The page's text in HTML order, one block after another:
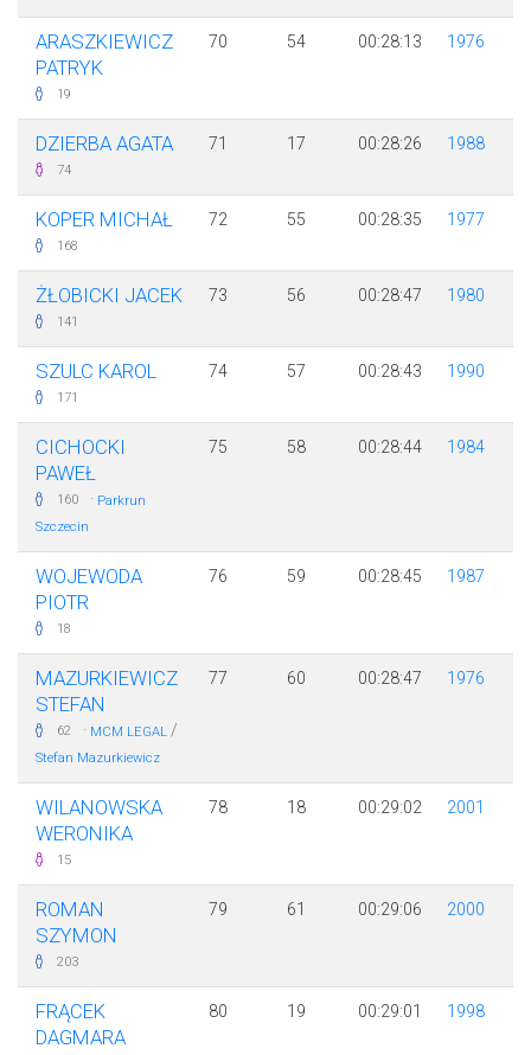
ARASZKIEWICZ
PATRYK
19
70 54 00:28:13 1976
DZIERBA AGATA
74
71 17 00:28:26 1988
KOPER MICHAŁ
168
72 55 00:28:35 1977
ŻŁOBICKI JACEK
141
73 56 00:28:47 1980
SZULC KAROL
171
74 57 00:28:43 1990
CICHOCKI
PAWEŁ
160 · Parkrun
Szczecin
75 58 00:28:44 1984
WOJEWODA
PIOTR
18
76 59 00:28:45 1987
MAZURKIEWICZ
STEFAN
62 · MCM LEGAL /
Stefan Mazurkiewicz
77 60 00:28:47 1976
WILANOWSKA
WERONIKA
15
78 18 00:29:02 2001
ROMAN
SZYMON
203
79 61 00:29:06 2000
FRĄCEK
DAGMARA
80 19 00:29:01 1998